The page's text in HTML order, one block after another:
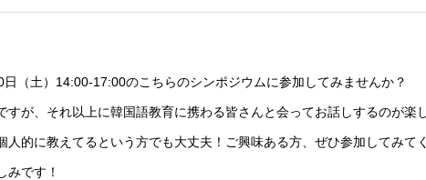
（土）14:00-17:00のこちらのシンポジウムに参加してみませんか？
が、それ以上に韓国語教育に携わる皆さんと会ってお話しするのが楽
的に教えてるという方でも大丈夫！ご興味ある方、ぜひ参加してみて
みです！